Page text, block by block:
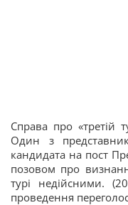
Справа про «третій
Один з
кандидата на пост
позовом про
турі недійсними.
проведення